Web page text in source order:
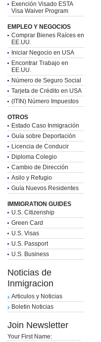
Exención Visado ESTA
Visa Waiver Program
EMPLEO Y NEGOCIOS
Comprar Bienes Raíces en
EE.UU.
Iniciar Negocio en USA
Encontrar Trabajo en
EE.UU.
Número de Seguro Social
Tarjeta de Crédito en USA
(ITIN) Número Impuestos
OTROS
Estado Caso Inmigración
Guía sobre Deportación
Licencia de Conducir
Diploma Colegio
Cambio de Dirección
Asilo y Refugio
Guía Nuevos Residentes
IMMIGRATION GUIDES
U.S. Citizenship
Green Card
U.S. Visas
U.S. Passport
U.S. Business
Noticias de
Inmigracion
Articulos y Noticias
Boletin Noticias
Join Newsletter
Your First Name: